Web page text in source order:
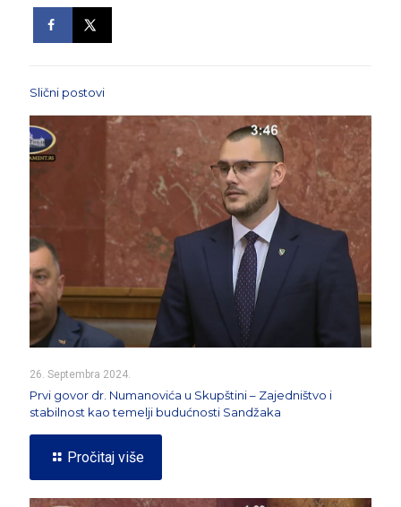
Slični postovi
26. Septembra 2024.
Prvi govor dr. Numanovića u Skupštini – Zajedništvo i
stabilnost kao temelji budućnosti Sandžaka
Pročitaj više